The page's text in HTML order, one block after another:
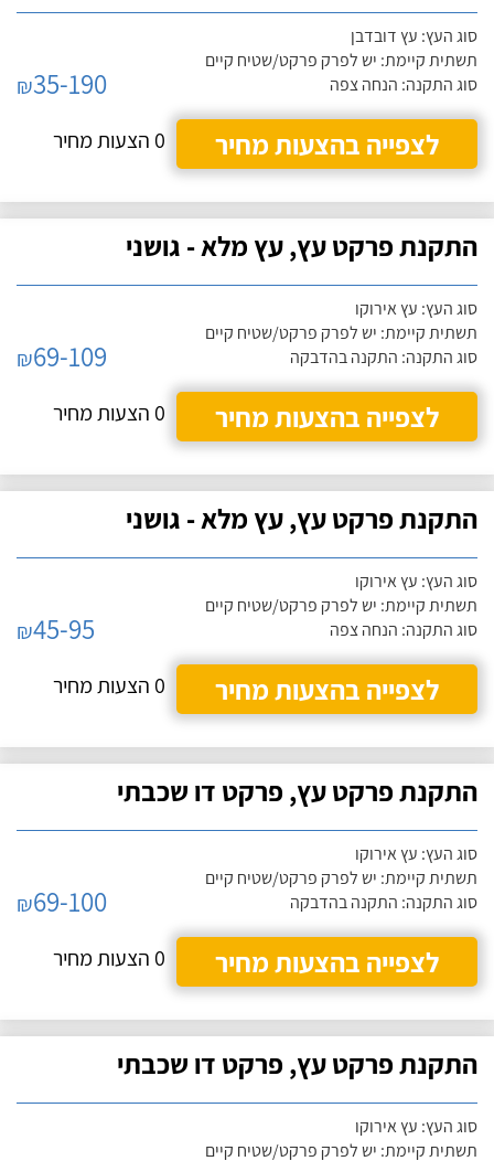
סוג העץ: עץ דובדבן
תשתית קיימת: יש לפרק פרקט/שטיח קיים
סוג התקנה: הנחה צפה
₪35-190
לצפייה בהצעות מחיר
0 הצעות מחיר
התקנת פרקט עץ, עץ מלא - גושני
סוג העץ: עץ אירוקו
תשתית קיימת: יש לפרק פרקט/שטיח קיים
סוג התקנה: התקנה בהדבקה
₪69-109
לצפייה בהצעות מחיר
0 הצעות מחיר
התקנת פרקט עץ, עץ מלא - גושני
סוג העץ: עץ אירוקו
תשתית קיימת: יש לפרק פרקט/שטיח קיים
סוג התקנה: הנחה צפה
₪45-95
לצפייה בהצעות מחיר
0 הצעות מחיר
התקנת פרקט עץ, פרקט דו שכבתי
סוג העץ: עץ אירוקו
תשתית קיימת: יש לפרק פרקט/שטיח קיים
סוג התקנה: התקנה בהדבקה
₪69-100
לצפייה בהצעות מחיר
0 הצעות מחיר
התקנת פרקט עץ, פרקט דו שכבתי
סוג העץ: עץ אירוקו
תשתית קיימת: יש לפרק פרקט/שטיח קיים